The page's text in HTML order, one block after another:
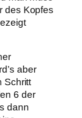
des Kopfes
aber
Schritt
6 der
dann